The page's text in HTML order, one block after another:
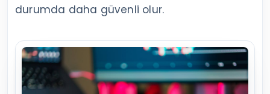
durumda daha güvenli olur.